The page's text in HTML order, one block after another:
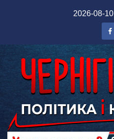
2026-08-10